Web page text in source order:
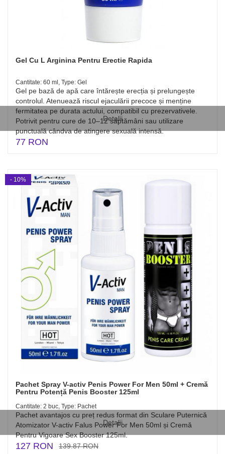
Detalii
Gel Cu L Arginina Pentru Erectie Rapida
Cantitate: 60 ml, Type: Gel
Gel pe bază de apă care întărește erecția și prelungește
controlul. Atenuează riscul ejaculării precoce și menține
fermitatea pe durata actului, compatibil cu prezervativele.
Potrivit pentru cure de 10–12 săptămâni sau utilizare
punctuală cândva de atingere sexuală intensă.
77 RON
Detalii
Pachet Spray V-activ Penis Power For Men 50ml + Cremă
Pentru Potență Penis Booster 125ml
Cantitate: 2 buc, Type: Pachet
Pachet avantajos cu preț redus format din Sculare Puternică
Atomizator V-activ Falus Power For Men 50ml și Cremă
Pentru Vigoare Sex Booster 125ml.
127 RON 139.87 RON
- 10%